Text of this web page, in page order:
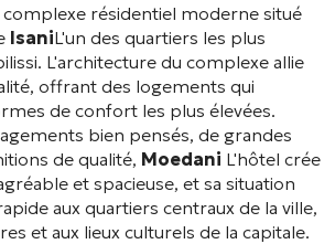
complexe résidentiel moderne situé
IsaniL'un des quartiers les plus
L'architecture du complexe allie
offrant des logements qui
de confort les plus élevées.
bien pensés, de grandes
de qualité, Moedani L'hôtel crée
et spacieuse, et sa situation
aux quartiers centraux de la ville,
et aux lieux culturels de la capitale.